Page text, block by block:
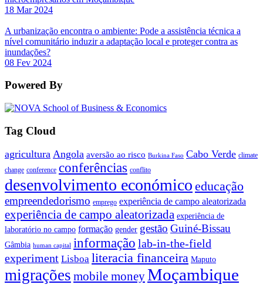
18 Mar 2024
A urbanização encontra o ambiente: Pode a assistência técnica a
nível comunitário induzir a adaptação local e proteger contra as
inundações?
08 Fev 2024
Powered By
Tag Cloud
agricultura Angola aversão ao risco Burkina Faso Cabo Verde climate
change conference conferências conflito
desenvolvimento económico educação
empreendedorismo emprego experiência de campo aleatorizada
experiência de campo aleatorizada experiência de
laboratório no campo formação gender gestão Guiné-Bissau
Gâmbia human capital informação lab-in-the-field
experiment Lisboa literacia financeira Maputo
migrações mobile moneyMoçambique